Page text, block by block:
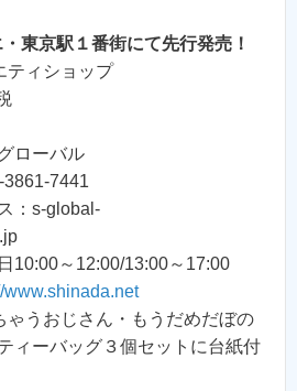
東京駅１番街にて先行発売！
ティショップ
ローバル
7441
s-global-
～12:00/13:00～17:00
www.shinada.net
ゃうおじさん・もうだめだぼの
ィーバッグ３個セットに台紙付